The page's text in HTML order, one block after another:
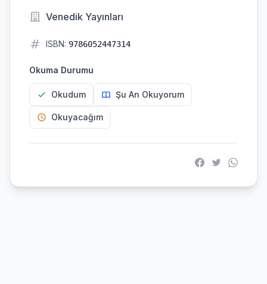
Venedik Yayınları
ISBN: 9786052447314
Okuma Durumu
Okudum Şu An Okuyorum
Okuyacağım